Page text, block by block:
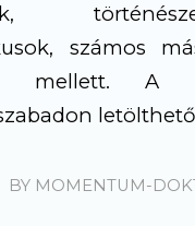
számos
mellett.
BY MOMENTUM-